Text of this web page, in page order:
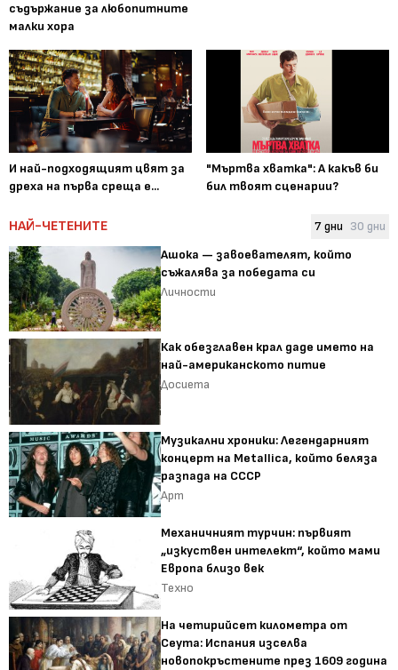
съдържание за любопитните
малки хора
И най-подходящият цвят за
дреха на първа среща е...
"Мъртва хватка": А какъв би
бил твоят сценарии?
НАЙ-ЧЕТЕНИТЕ 7 дни 30 дни
Ашока — завоевателят, който
съжалява за победата си
Личности
Как обезглавен крал даде името на
най-американското питие
Досиета
Музикални хроники: Легендарният
концерт на Metallica, който беляза
разпада на СССР
Арт
Механичният турчин: първият
„изкуствен интелект“, който мами
Европа близо век
Техно
На четирийсет километра от
Сеута: Испания изселва
новопокръстените през 1609 година